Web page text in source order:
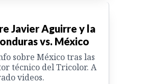
Javier Aguirre y la
vs. México
sobre México tras las
técnico del Tricolor. A
videos.